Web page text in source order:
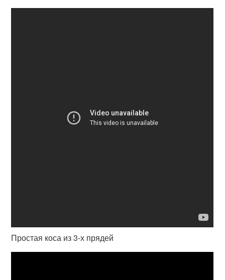
Простая коса из 3-х прядей